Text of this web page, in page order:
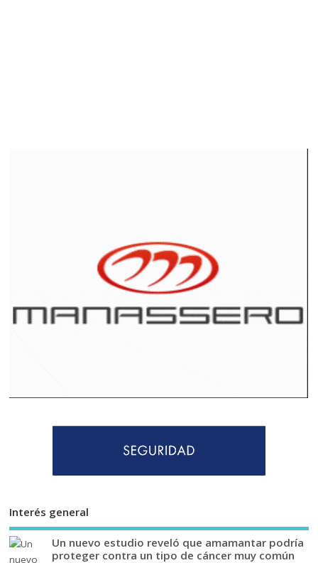
Interés general
Un nuevo estudio reveló que amamantar podría
proteger contra un tipo de cáncer muy común